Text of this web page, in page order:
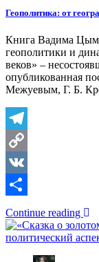
Геополитика: от
Книга Вадима
геополитики и
веков» –
опубликованная
Межуевым, Г. Б.
Telegram
Copy
Link
VK
Отправить
Continue reading